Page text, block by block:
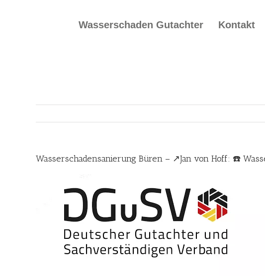
Wasserschaden Gutachter Kontakt
Wasserschadensanierung Büren – ↗️Jan von Hoff: ☎️